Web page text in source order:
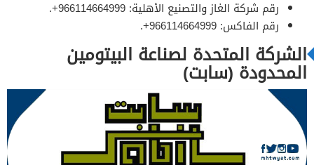
رقم شركة الغاز والتصنيع الأهلية: 9661​​14664999+.
رقم الفاكس: 9661​​14664999+.
الشركة المتحدة لصناعة البيتومين
المحدودة (سابت)